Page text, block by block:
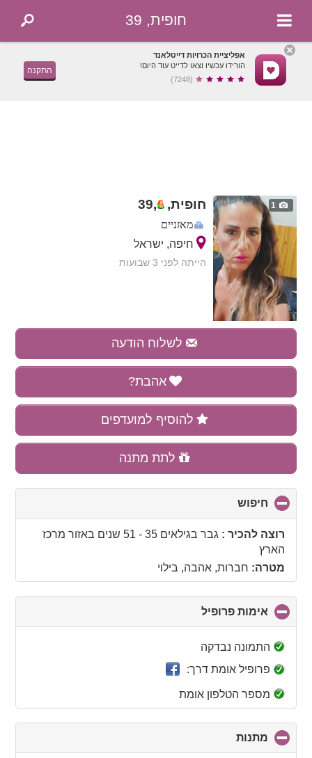
חופית, 39
אפליציית הכרויות דייטלאנד
הורידו עכשיו וצאו לדייט עוד היום!
(7248)
התקנה
1 חופית, ,
39
מאזניים
חיפה, ישראל
הייתה לפני 3 שבועות
לשלוח הודעה
אהבת?
להוסיף למועדפים
לתת מתנה
חיפוש
to
collapseרוצה להכיר : גבר בגילאים 35 - 51 שנים באזור מרכז
הארץ
מטרה: חברות, אהבה, בילוי
אימות פרופיל
to
התמונה נבדקה
פרופיל אומת דרך:
מספר הטלפון אומת
מתנות
to